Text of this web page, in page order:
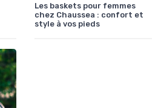
Les baskets pour femmes
chez Chaussea : confort et
style à vos pieds